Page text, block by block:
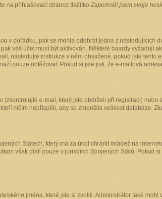
na přihlašovací stránce tlačítko Zapomněl jsem svoje
v pořádku, pak se mohla odehrát jedna z následujících
váš účet musí být aktivován. Některé boardy vyžadují
následujte instrukce v něm obsažené, pokud jste
pouze obtěžovat. Pokud si jste jisti, že e-mailová
e-mail, který jste obdrželi při registraci)
ničím nepřispěli, aby se zmenšila velikost databáze.
Státech, který má za úkol chránit mládež na
však platí pouze v jurisdikci Spojených Států.
jména, které jste si zvolili. Administrátor také